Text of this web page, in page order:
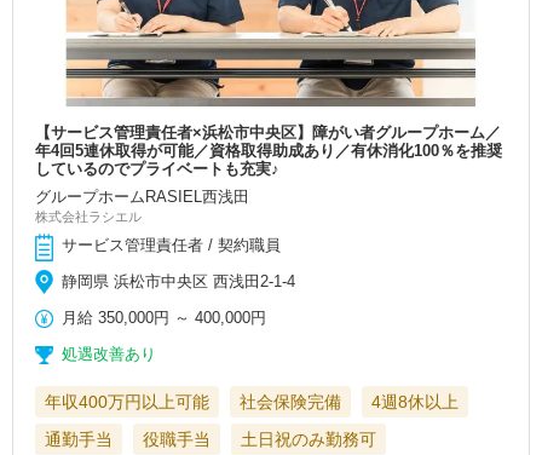
【サービス管理責任者×浜松市中央区】障がい者グループホーム／
年4回5連休取得が可能／資格取得助成あり／有休消化100％を推奨
しているのでプライベートも充実♪
グループホームRASIEL西浅田
株式会社ラシエル
サービス管理責任者 / 契約職員
静岡県 浜松市中央区 西浅田2-1-4
月給 350,000円 ～400,000円
処遇改善あり
年収400万円以上可能 社会保険完備
4週8休以上
通勤手当
役職手当
土日祝のみ勤務可